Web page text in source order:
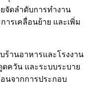
จัดลำดับการทำงาน
รเคลื่อนย้าย และเพิ่ม
านอาหารและโรงงาน
ควัน และระบบระบาย
นจากการประกอบ